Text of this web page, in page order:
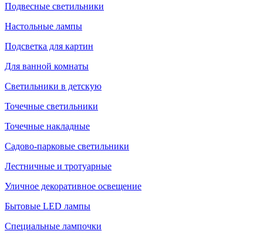
Подвесные светильники
Настольные лампы
Подсветка для картин
Для ванной комнаты
Светильники в детскую
Точечные светильники
Точечные накладные
Садово-парковые светильники
Лестничные и тротуарные
Уличное декоративное освещение
Бытовые LED лампы
Специальные лампочки